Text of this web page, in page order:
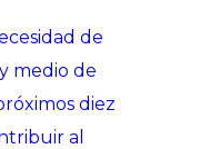
de
medio de
diez
al